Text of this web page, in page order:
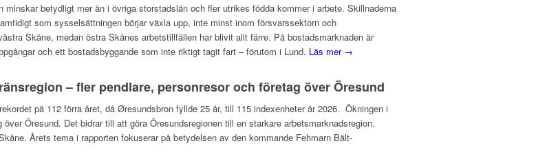
betydligt mer än i övriga storstadslän och fler utrikes födda kommer i arbete. Skillnaderna
som sysselsättningen börjar växla upp, inte minst inom försvarssektorn och
Skåne, medan östra Skånes arbetstillfällen har blivit allt färre. På bostadsmarknaden är
och ett bostadsbyggande som inte riktigt tagit fart – förutom i Lund. Läs mer →
– fler pendlare, personresor och företag över Öresund
på 112 förra året, då Øresundsbron fyllde 25 år, till 115 indexenheter år 2026. Ökningen i
Öresund. Det bidrar till att göra Öresundsregionen till en starkare arbetsmarknadsregion.
Årets tema i rapporten fokuserar på betydelsen av den kommande Fehmarn Bält-